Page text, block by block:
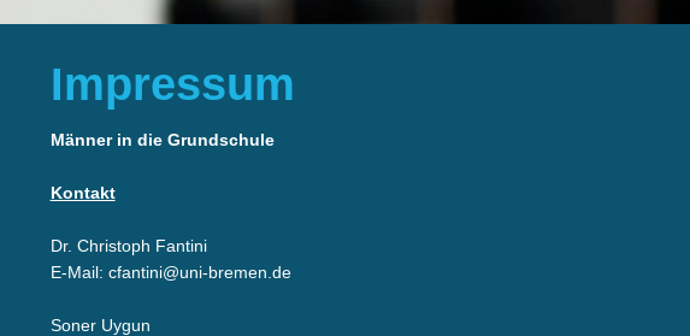
Impressum
Männer in die Grundschule
Kontakt
Dr. Christoph Fantini
E-Mail: cfantini@uni-bremen.de
Soner Uygun